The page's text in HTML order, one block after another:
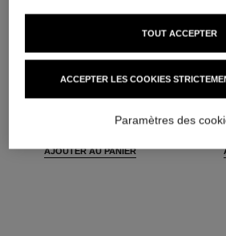
la base matifiante
Base de Teint Perfection
Matifiante - Hydratante
AJOUTER AU PANIER
Réf.
ACCEPTER LES COOKIES
TOUT ACCEPTER
Paramètres des